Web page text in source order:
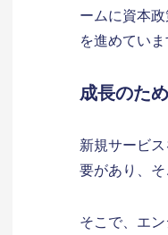
ームに資本
を進めていま
成長のた
新規サービ
要があり、そ
そこで、エ